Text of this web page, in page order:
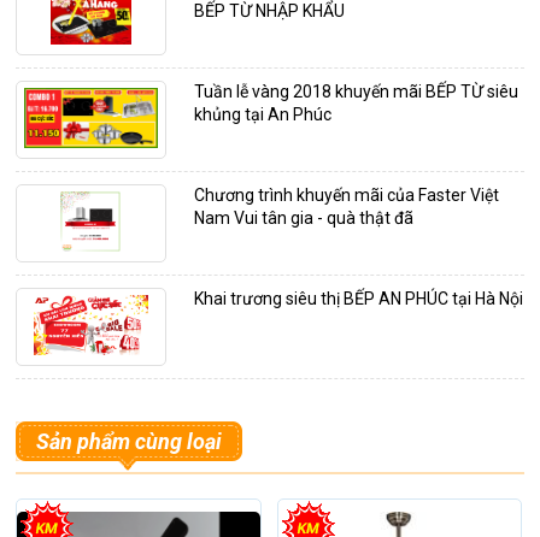
BẾP TỪ NHẬP KHẨU
Tuần lễ vàng 2018 khuyến mãi BẾP TỪ siêu
khủng tại An Phúc
Chương trình khuyến mãi của Faster Việt
Nam Vui tân gia - quà thật đã
Khai trương siêu thị BẾP AN PHÚC tại Hà Nội
Sản phẩm cùng loại